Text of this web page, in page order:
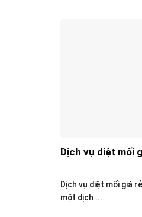
Dịch vụ diệt mối
Dịch vụ diệt mối giá
một dịch ...